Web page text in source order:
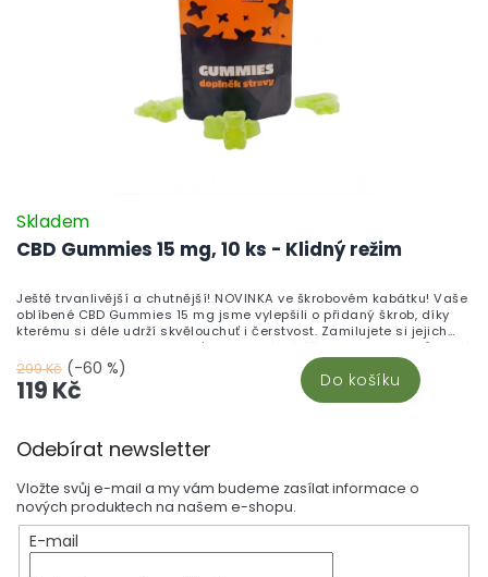
CBD Gummies 15 mg, 10 ks - Klidný režim
Skladem
299 Kč (-60 %)
119 Kč Do košíku
Ještě trvanlivější a chutnější! NOVINKA ve škrobovém kabátku! Vaše
oblíbené CBD Gummies 15 mg jsme vylepšili o přidaný škrob, díky
kterému si déle udrží skvělouchuť i čerstvost. Zamilujete si jejich
neodolatelnou sladkou chuť a blahodárné účinky kanabinoidů, které
pomáhají zklidnit tělo i mysl. Vyrobeno v České republice z vysoce
kvalitního CBD izolátu a testováno v nezávislých laboratořích pro
maximální kvalitu a bezpečnost. Chuť, která vydrží. Účinky, které
Odebírat newsletter
Vložte svůj e-mail a my vám budeme zasílat informace o
nových produktech na našem e-shopu.
E-mail